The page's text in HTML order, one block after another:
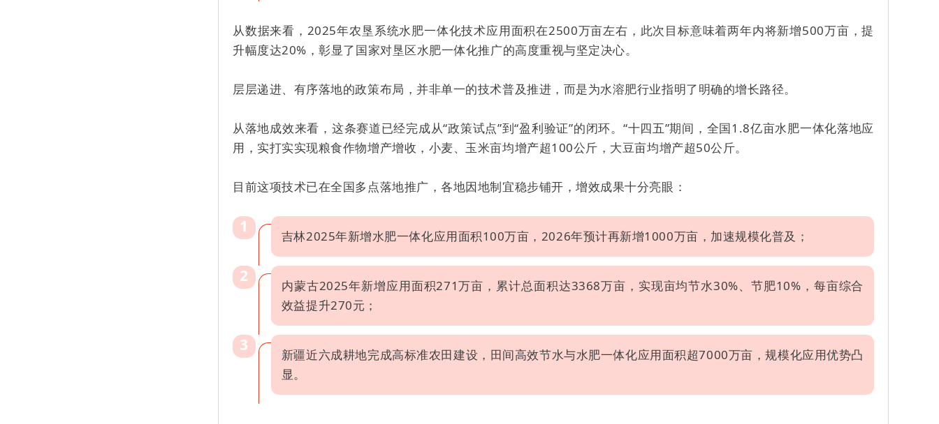
从数据来看，2025年农垦系统水肥一体化技术应用面积在2500万亩左右，此次目标意味着两年内将新增500万亩，提
升幅度达20%，彰显了国家对垦区水肥一体化推广的高度重视与坚定决心。
层层递进、有序落地的政策布局，并非单一的技术普及推进，而是为水溶肥行业指明了明确的增长路径。
从落地成效来看，这条赛道已经完成从“政策试点”到“盈利验证”的闭环。“十四五”期间，全国1.8亿亩水肥一体化落地应
用，实打实实现粮食作物增产增收，小麦、玉米亩均增产超100公斤，大豆亩均增产超50公斤。
目前这项技术已在全国多点落地推广，各地因地制宜稳步铺开，增效成果十分亮眼：
1
吉林2025年新增水肥一体化应用面积100万亩，2026年预计再新增1000万亩，加速规模化普及；
2
内蒙古2025年新增应用面积271万亩，累计总面积达3368万亩，实现亩均节水30%、节肥10%，每亩综合
效益提升270元；
3
新疆近六成耕地完成高标准农田建设，田间高效节水与水肥一体化应用面积超7000万亩，规模化应用优势凸
显。